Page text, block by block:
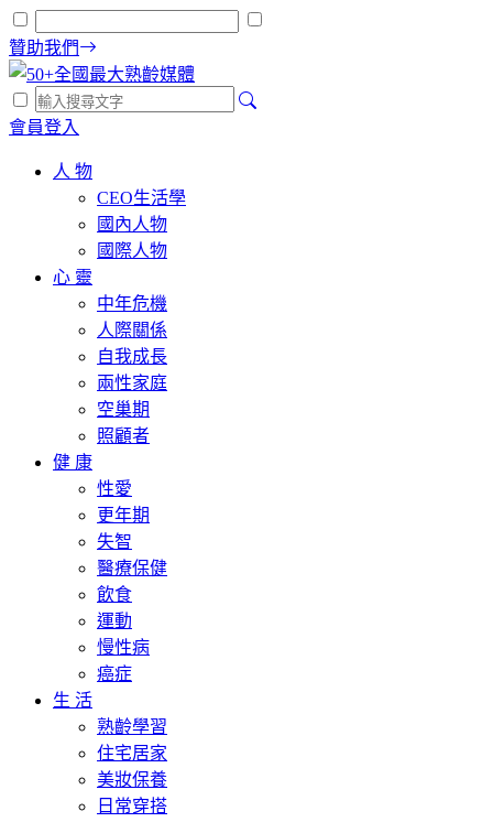
贊助我們
會員登入
人 物
CEO生活學
國內人物
國際人物
心 靈
中年危機
人際關係
自我成長
兩性家庭
空巢期
照顧者
健 康
性愛
更年期
失智
醫療保健
飲食
運動
慢性病
癌症
生 活
熟齡學習
住宅居家
美妝保養
日常穿搭